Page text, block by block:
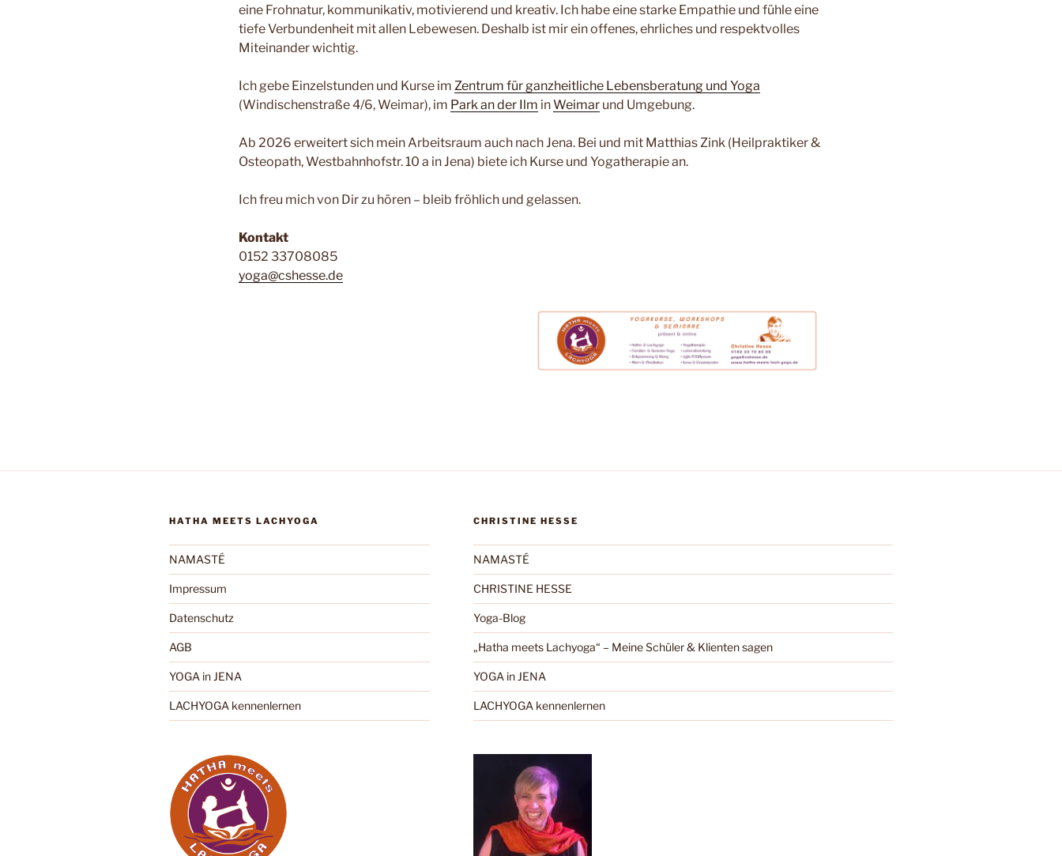
eine Frohnatur, kommunikativ, motivierend und kreativ. Ich habe eine starke Empathie und fühle eine
tiefe Verbundenheit mit allen Lebewesen. Deshalb ist mir ein offenes, ehrliches und respektvolles
Miteinander wichtig.
Ich gebe Einzelstunden und Kurse im Zentrum für ganzheitliche Lebensberatung und Yoga
(Windischenstraße 4/6, Weimar), im Park an der Ilm inWeimar und Umgebung.
Ab 2026 erweitert sich mein Arbeitsraum auch nach Jena. Bei und mit Matthias Zink (Heilpraktiker &
Osteopath, Westbahnhofstr. 10 a in Jena) biete ich Kurse und Yogatherapie an.
Ich freu mich von Dir zu hören – bleib fröhlich und gelassen.
Kontakt
0152 33708085
yoga@cshesse.de
HATHA MEETS LACHYOGA
NAMASTÉ
Impressum
Datenschutz
AGB
YOGA in JENA
LACHYOGA kennenlernen
CHRISTINE HESSE
NAMASTÉ
CHRISTINE HESSE
Yoga-Blog
„Hatha meets Lachyoga“ – Meine Schüler & Klienten sagen
YOGA in JENA
LACHYOGA kennenlernen